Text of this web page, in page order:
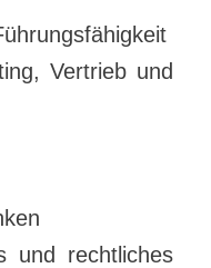
Vertrieb und
und rechtliches